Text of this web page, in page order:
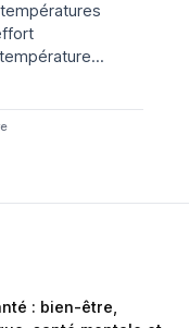
à supporter. La
: bien-être,